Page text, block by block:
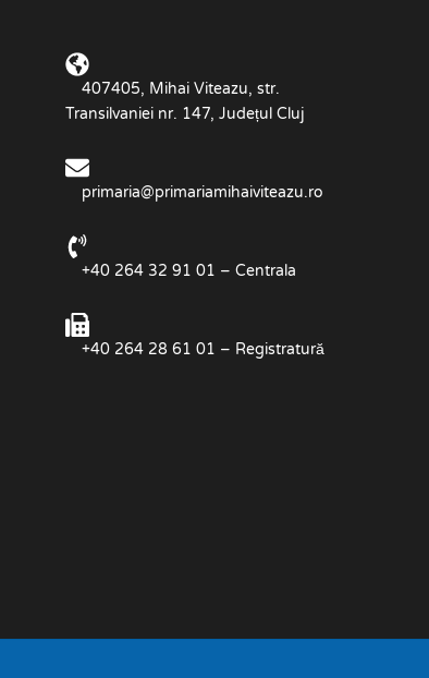
407405, Mihai Viteazu, str.
Transilvaniei nr. 147, Județul Cluj
primaria@primariamihaiviteazu.ro
+40 264 32 91 01 – Centrala
+40 264 28 61 01 – Registratură